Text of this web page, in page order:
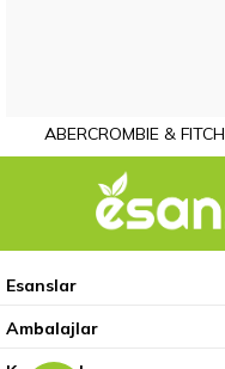
ABERCROMBIE & FITCH
Esanslar
Ambalajlar